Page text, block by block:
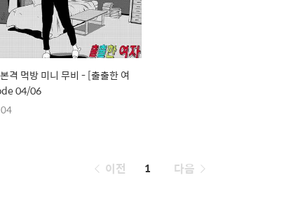
격 먹방 미니 무비 - [출출한 여
04/06
페
이전 1 다음